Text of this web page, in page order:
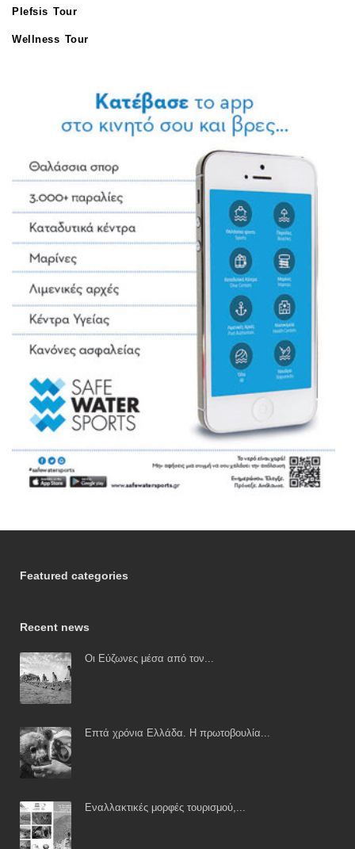
Plefsis Tour
Wellness Tour
Featured categories
Recent news
Οι Εύζωνες μέσα από τον...
Επτά χρόνια Ελλάδα. Η πρωτοβουλία...
Εναλλακτικές μορφές τουρισμού,...